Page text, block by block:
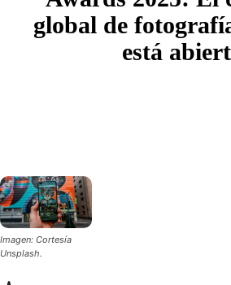
global de
está
Imagen: Cortesía
Unsplash.